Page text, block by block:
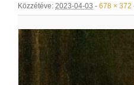
Közzétéve: 2023-04-03 - 678 × 372